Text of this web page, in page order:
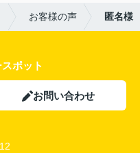
お客様の声 匿名様
ポット
お問い合わせ